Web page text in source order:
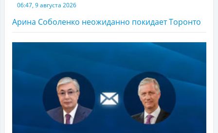
06:47, 9 августа 2026
Арина Соболенко неожиданно покидает Торонто